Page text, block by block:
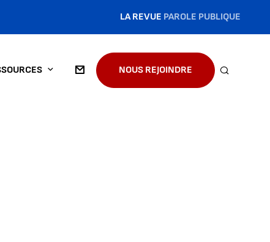
LA REVUE PAROLE PUBLIQUE
NOUS REJOINDRE